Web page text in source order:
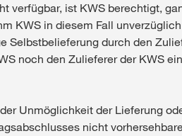
verfügbar, ist KWS berechtigt,
KWS in diesem Fall
Selbstbelieferung durch den
noch den Zulieferer der KWS
Unmöglichkeit der Lieferung
nicht